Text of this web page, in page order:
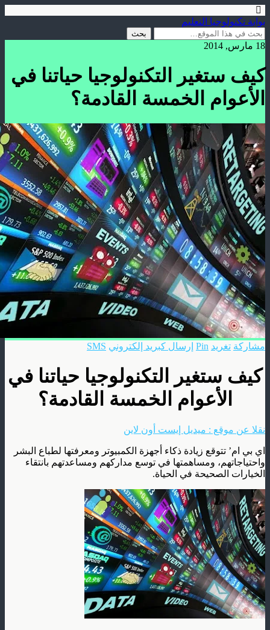
بوابة تكنولوجيا التعليم
18 مارس, 2014
كيف ستغير التكنولوجيا حياتنا في
الأعوام الخمسة القادمة؟
مشاركة تغريد Pin إرسال كبريد إلكتروني SMS
كيف ستغير التكنولوجيا حياتنا في
الأعوام الخمسة القادمة؟
نقلا عن موقع : ميديل إيست أون لاين
اي بي ام’ تتوقع زيادة ذكاء أجهزة الكمبيوتر ومعرفتها لطباع البشر
واحتياجاتهم، ومساهمتها في توسع مداركهم ومساعدتهم بانتقاء
الخيارات الصحيحة في الحياة.